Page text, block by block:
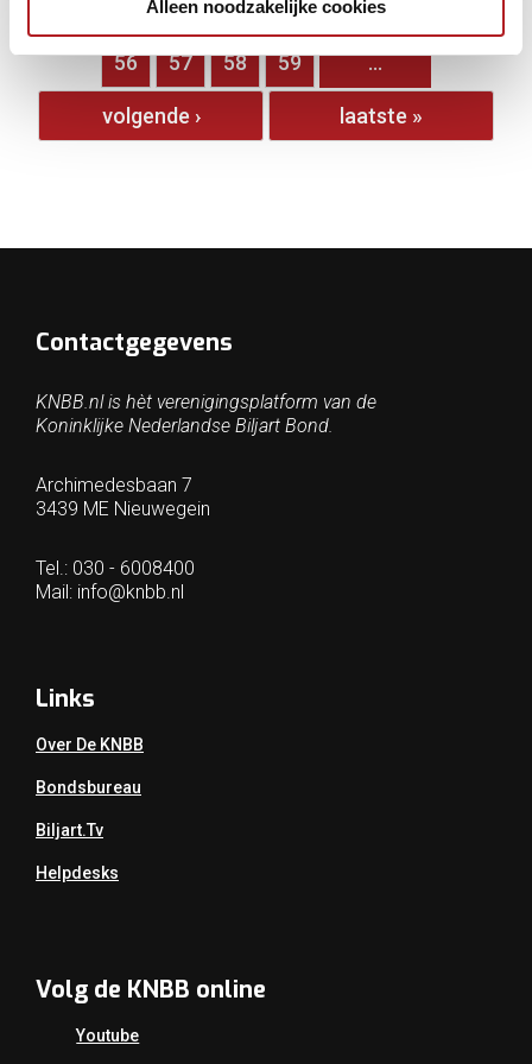
Alleen noodzakelijke cookies
51 52 53 54
56 57 58 59 …
volgende › laatste »
Contactgegevens
KNBB.nl is hèt verenigingsplatform van de
Koninklijke Nederlandse Biljart Bond.
Archimedesbaan 7
3439 ME Nieuwegein
Tel.: 030 - 6008400
Mail: info@knbb.nl
Links
Over De KNBB
Bondsbureau
Biljart.tv
Helpdesks
Volg de KNBB online
Youtube